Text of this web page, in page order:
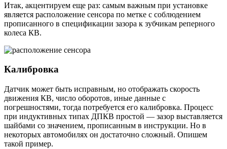
Итак, акцентируем еще раз: самым важным при установке
является расположение сенсора по метке с соблюдением
прописанного в спецификации зазора к зубчикам реперного
колеса КВ.
Калибровка
Датчик может быть исправным, но отображать скорость
движения КВ, число оборотов, иные данные с
погрешностями, тогда потребуется его калибровка. Процесс
при индуктивных типах ДПКВ простой — зазор выставляется
шайбами со значением, прописанным в инструкции. Но в
некоторых автомобилях он достаточно сложный. Опишем
такой пример.